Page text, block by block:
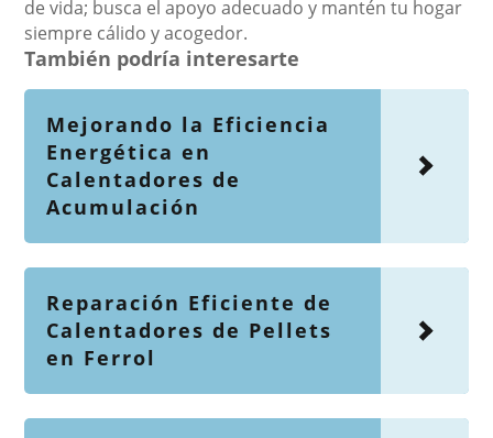
de vida; busca el apoyo adecuado y mantén tu hogar
siempre cálido y acogedor.
También podría interesarte
Mejorando la Eficiencia
Energética en
Calentadores de
Acumulación
Reparación Eficiente de
Calentadores de Pellets
en Ferrol